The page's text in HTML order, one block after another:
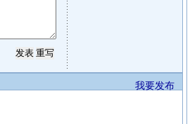
我要发布